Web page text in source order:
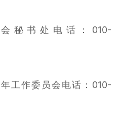
秘书处电话：010-
工作委员会电话：010-